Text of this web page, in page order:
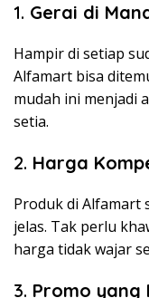
1. Gerai di
Hampir di setiap
Alfamart bisa
mudah ini menjadi
setia.
2. Harga
Produk di Alfamart
jelas. Tak perlu
harga tidak wajar
3. Promo